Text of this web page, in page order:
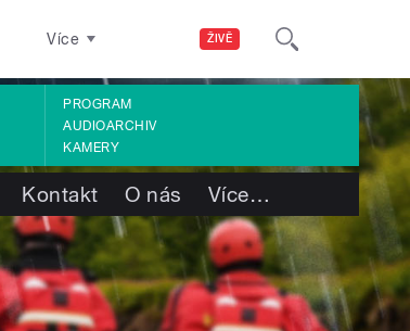
ŽIVĚ
Více
PROGRAM
AUDIOARCHIV
KAMERY
Kontakt O nás Více…